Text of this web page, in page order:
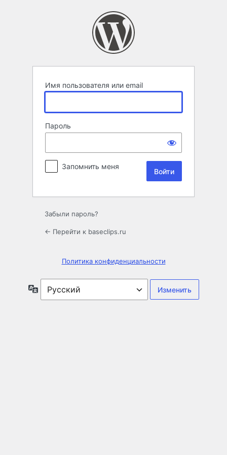
Имя пользователя или email
Пароль
Запомнить меня
Забыли пароль?
← Перейти к baseclips.ru
Политика конфиденциальности
Язык